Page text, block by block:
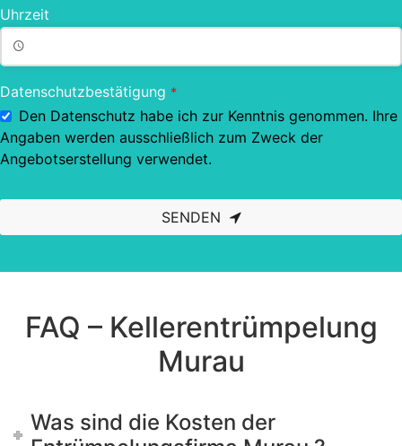
Uhrzeit
Datenschutzbestätigung *
Den Datenschutz habe ich zur Kenntnis genommen. Ihre
Angaben werden ausschließlich zum Zweck der
Angebotserstellung verwendet.
SENDEN
should
FAQ – Kellerentrümpelung
Murau
Was sind die Kosten der